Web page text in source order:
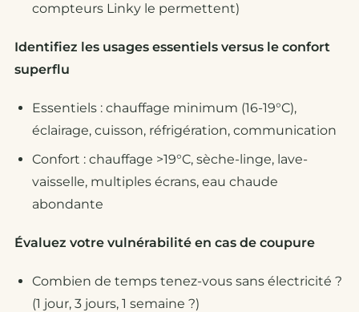
compteurs Linky le permettent)
Identifiez les usages essentiels versus le confort
superflu
Essentiels : chauffage minimum (16-19°C),
éclairage, cuisson, réfrigération, communication
Confort : chauffage >19°C, sèche-linge, lave-
vaisselle, multiples écrans, eau chaude
abondante
Évaluez votre vulnérabilité en cas de coupure
Combien de temps tenez-vous sans électricité ?
(1 jour, 3 jours, 1 semaine ?)